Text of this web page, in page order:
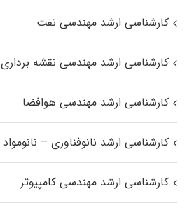
کارشناسی ارشد مهندسی نفت
کارشناسی ارشد مهندسی نقشه برداری
کارشناسی ارشد مهندسی هوافضا
کارشناسی ارشد نانوفناوری – نانومواد
کارشناسی ارشد مهندسی کامپیوتر